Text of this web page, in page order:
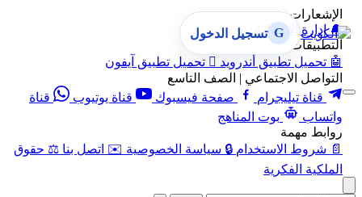
الإشعارات
🔔 إدارة الإشعارات
التطبيقات
🤖 تحميل تطبيق أندرويد  تحميل تطبيق آيفون
التواصل الاجتماعي | الصف التاسع
قناة تيليجرام
صفحة فيسبوك قناة يوتيوب
قناة
واتساب
بوت المناهج
روابط مهمة
📄 شروط الاستخدام 🔒 سياسة الخصوصية ✉️ اتصل بنا ⚖️ حقوق
الملكية الفكرية
G تسجيل الدخول